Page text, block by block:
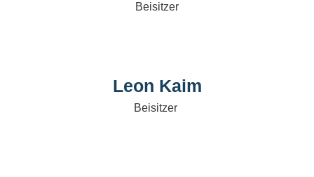
Beisitzer
Leon Kaim
Beisitzer